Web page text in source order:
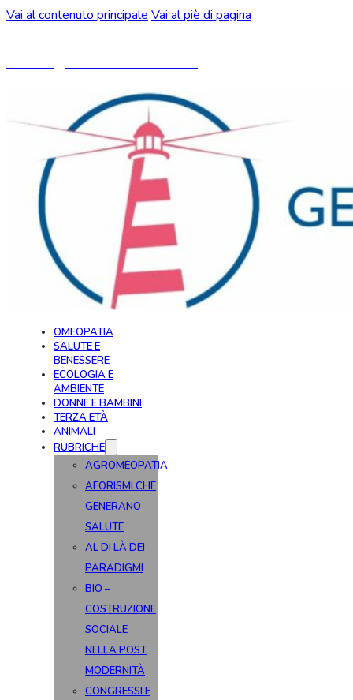
Vai al contenuto principale Vai al piè di pagina
OMEOPATIA
SALUTE E
BENESSERE
ECOLOGIA E
AMBIENTE
DONNE E BAMBINI
TERZA ETÀ
ANIMALI
RUBRICHE
AGROMEOPATIA
AFORISMI CHE
GENERANO
SALUTE
AL DI LÀ DEI
PARADIGMI
BIO –
COSTRUZIONE
SOCIALE
NELLA POST
MODERNITÀ
CONGRESSI E